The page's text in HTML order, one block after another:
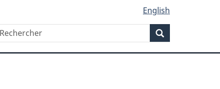
English